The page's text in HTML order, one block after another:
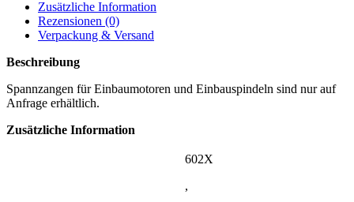
Zusätzliche Information
Rezensionen (0)
Verpackung & Versand
Beschreibung
Spannzangen für Einbaumotoren und Einbauspindeln sind nur auf
Anfrage erhältlich.
Zusätzliche Information
602X
,